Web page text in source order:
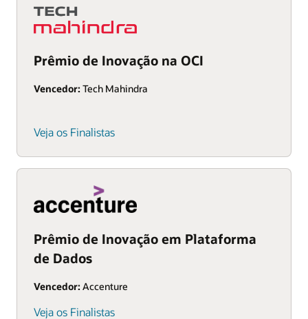
Prêmio de Inovação na OCI
Vencedor: Tech Mahindra
Veja os Finalistas
Prêmio de Inovação em Plataforma
de Dados
Vencedor: Accenture
Veja os Finalistas